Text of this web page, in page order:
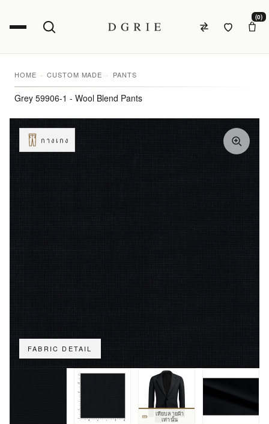
(0)
HOME CUSTOM MADE PANTS
Grey 59906-1 - Wool Blend Pants
FABRIC DETAIL
กางเกง
เทียบลายผ้า
เท่านั้น